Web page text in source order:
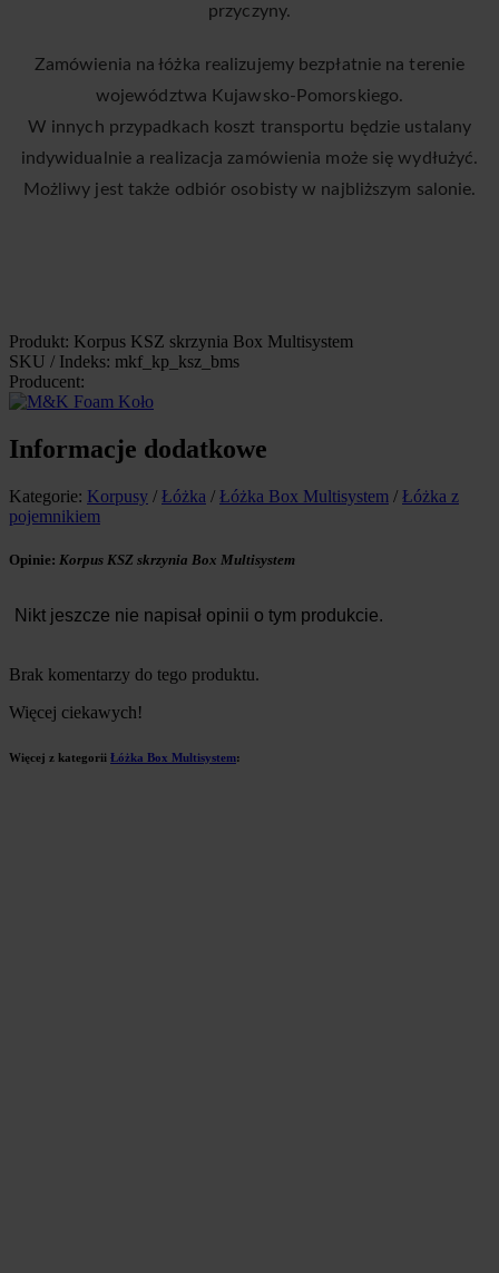
przyczyny.
Zamówienia na łóżka realizujemy bezpłatnie na terenie
województwa Kujawsko-Pomorskiego.
W innych przypadkach koszt transportu będzie ustalany
indywidualnie a realizacja zamówienia może się wydłużyć.
Możliwy jest także odbiór osobisty w najbliższym salonie.
Produkt: Korpus KSZ skrzynia Box Multisystem
SKU / Indeks: mkf_kp_ksz_bms
Producent:
Informacje dodatkowe
Kategorie: Korpusy / Łóżka / Łóżka Box Multisystem / Łóżka z
pojemnikiem
Opinie: Korpus KSZ skrzynia Box Multisystem
Nikt jeszcze nie napisał opinii o tym produkcie.
Brak komentarzy do tego produktu.
Więcej ciekawych!
Więcej z kategorii Łóżka Box Multisystem: